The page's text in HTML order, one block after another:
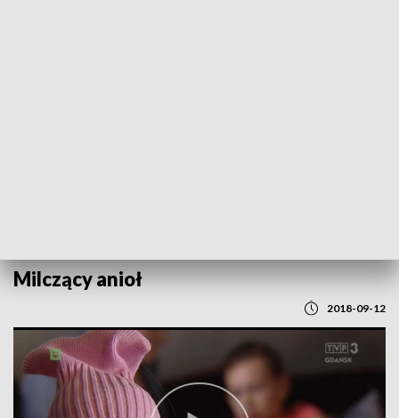
Milczący anioł
2018-09-12